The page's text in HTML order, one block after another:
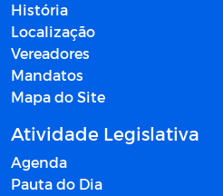
História
Localização
Vereadores
Mandatos
Mapa do Site
Atividade Legislativa
Agenda
Pauta do Dia